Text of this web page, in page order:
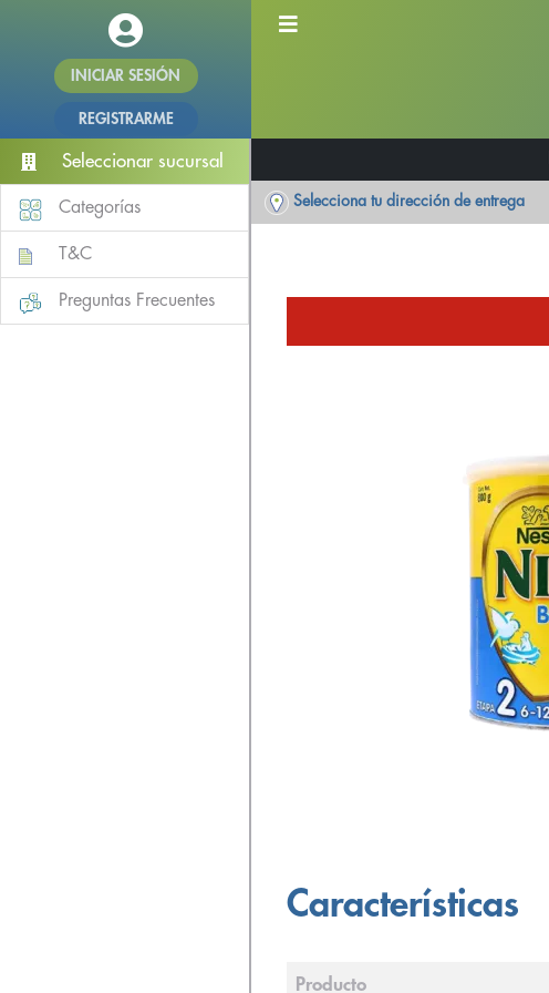
INICIAR SESIÓN
REGISTRARME
Seleccionar sucursal
Categorías
T&C
Preguntas Frecuentes
Selecciona tu dirección de entrega
Características
Producto